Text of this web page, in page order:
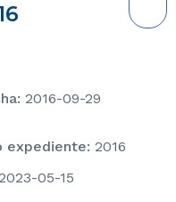
: 2016-09-29
expediente: 2016
05-15